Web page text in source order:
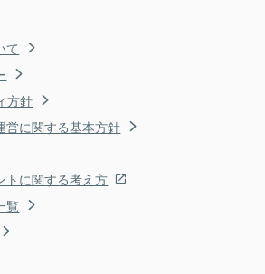
て
方針
営に関する基本方針
トに関する考え方
覧